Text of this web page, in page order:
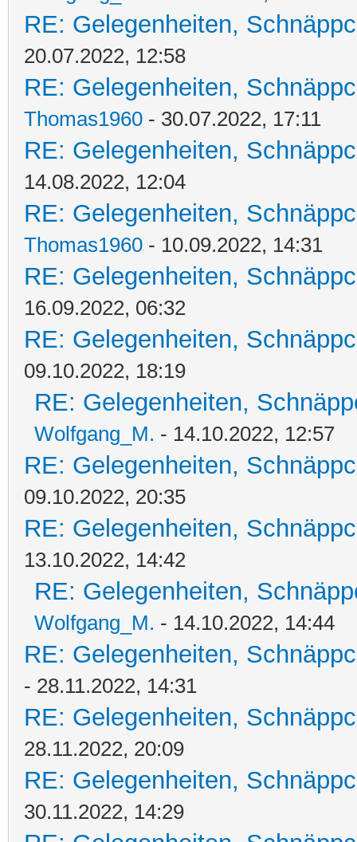
RE: Gelegenheiten,
20.07.2022, 12:58
RE: Gelegenheiten,
Thomas1960 - 30.07.2022, 17:11
RE: Gelegenheiten,
14.08.2022, 12:04
RE: Gelegenheiten,
Thomas1960 - 10.09.2022, 14:31
RE: Gelegenheiten,
16.09.2022, 06:32
RE: Gelegenheiten,
09.10.2022, 18:19
RE: Gelegenheiten,
Wolfgang_M. - 14.10.2022, 12:57
RE: Gelegenheiten,
09.10.2022, 20:35
RE: Gelegenheiten,
13.10.2022, 14:42
RE: Gelegenheiten,
Wolfgang_M. - 14.10.2022, 14:44
RE: Gelegenheiten,
- 28.11.2022, 14:31
RE: Gelegenheiten,
28.11.2022, 20:09
RE: Gelegenheiten,
30.11.2022, 14:29